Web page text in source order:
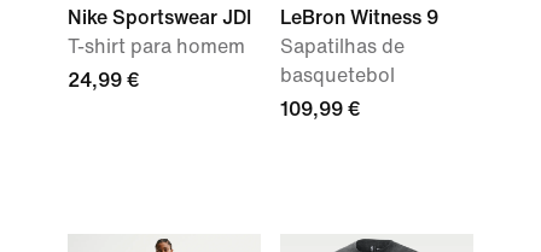
Nike Sportswear JDI
T-shirt para homem
24,99 €
LeBron Witness 9
Sapatilhas de
basquetebol
109,99 €